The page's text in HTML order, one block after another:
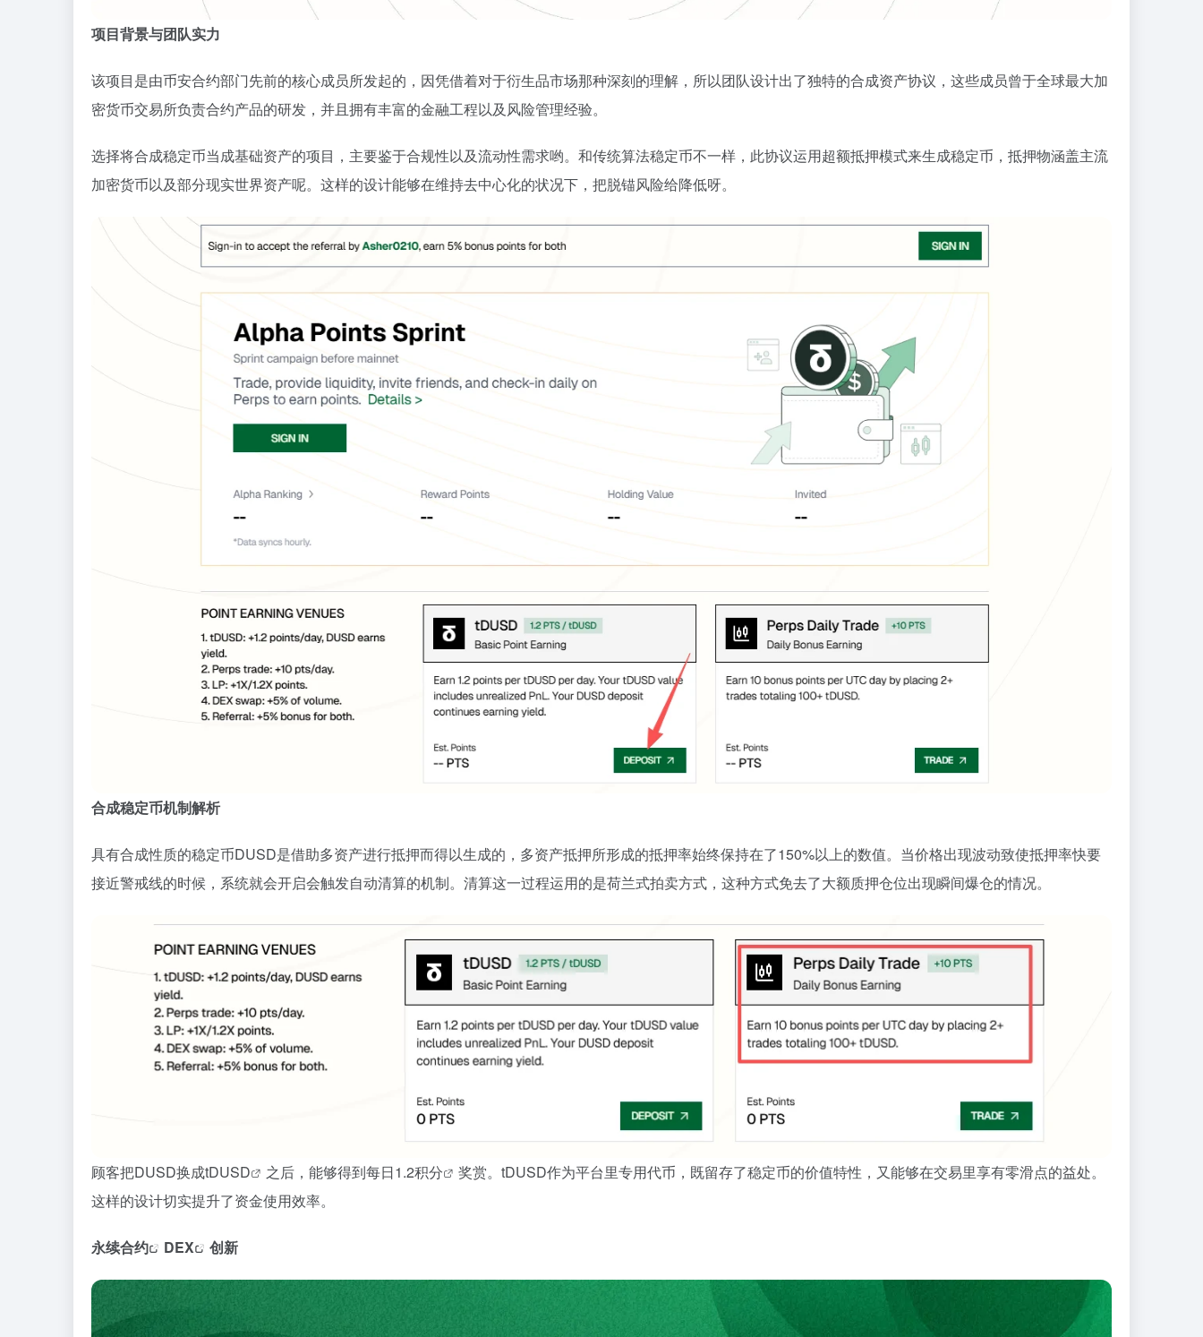
项目背景与团队实力
该项目是由币安合约部门先前的核心成员所发起的，因凭借着对于衍生品市场那种深刻的理解，所以团队设计出了独特的合成资产协议，这些成员曾于全球最大加
密货币交易所负责合约产品的研发，并且拥有丰富的金融工程以及风险管理经验。
选择将合成稳定币当成基础资产的项目，主要鉴于合规性以及流动性需求哟。和传统算法稳定币不一样，此协议运用超额抵押模式来生成稳定币，抵押物涵盖主流
加密货币以及部分现实世界资产呢。这样的设计能够在维持去中心化的状况下，把脱锚风险给降低呀。
合成稳定币机制解析
具有合成性质的稳定币DUSD是借助多资产进行抵押而得以生成的，多资产抵押所形成的抵押率始终保持在了150%以上的数值。当价格出现波动致使抵押率快要
接近警戒线的时候，系统就会开启会触发自动清算的机制。清算这一过程运用的是荷兰式拍卖方式，这种方式免去了大额质押仓位出现瞬间爆仓的情况。
顾客把DUSD换成tDUSD 之后，能够得到每日1.2积分
奖赏。tDUSD作为平台里专用代币，既留存了稳定币的价值特性，又能够在交易里享有零滑点的益处。
这样的设计切实提升了资金使用效率。
永续合约 DEX 创新